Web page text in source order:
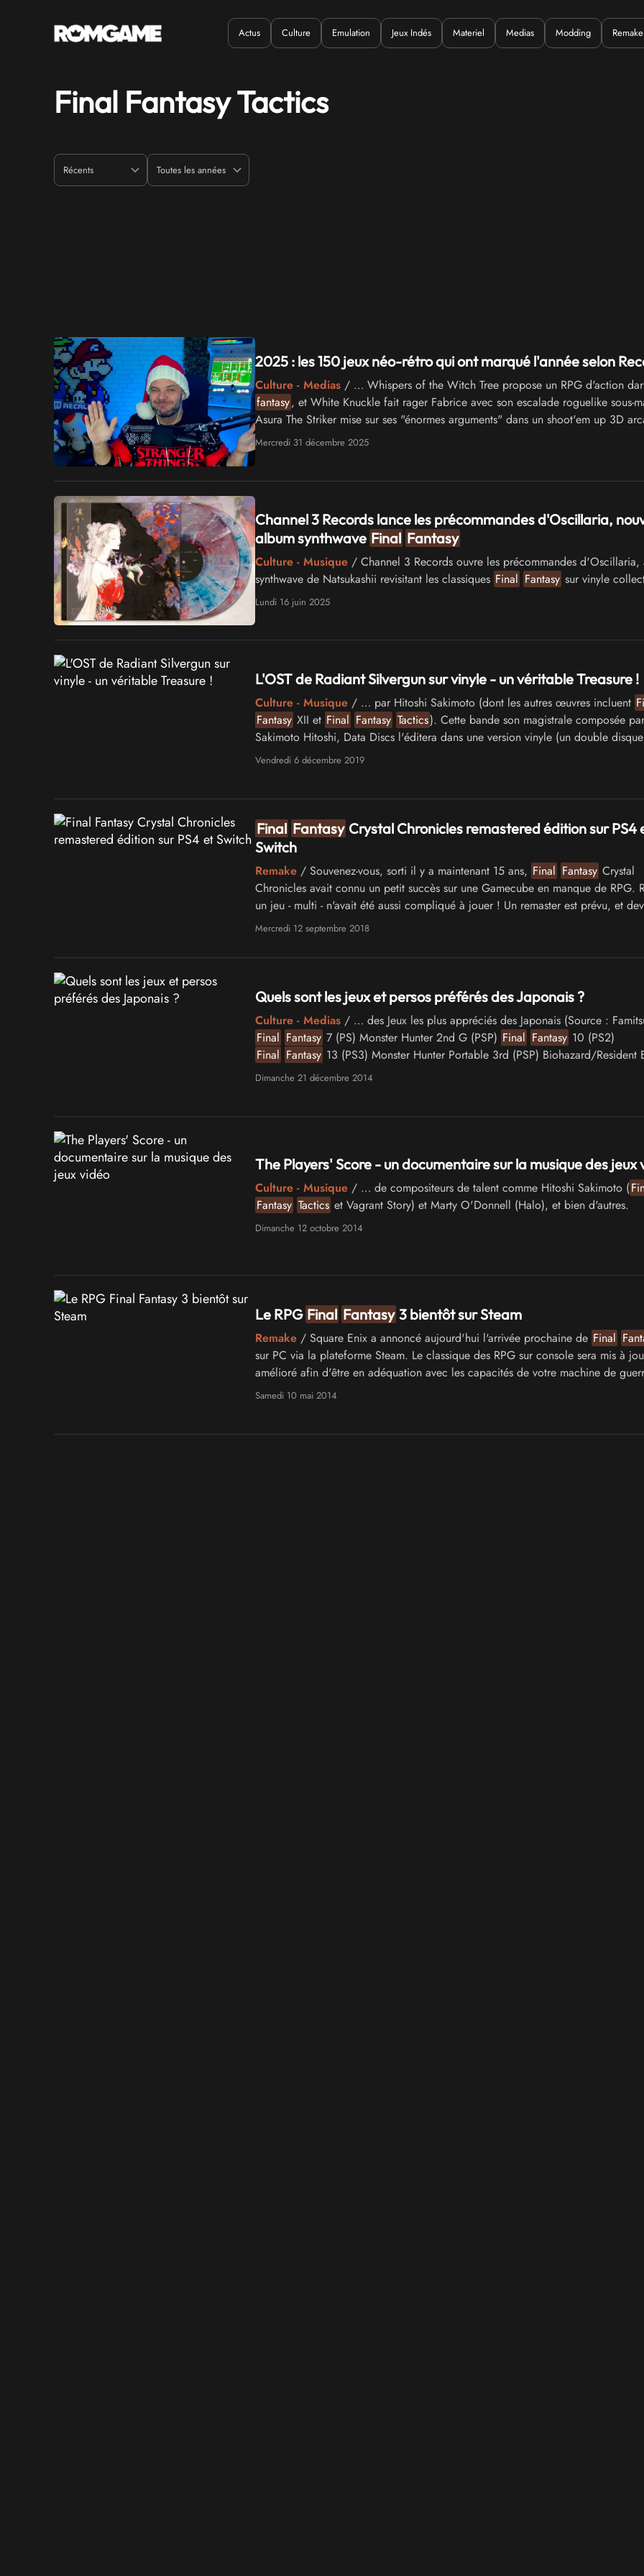
Quand ? Où ? Quoi ?
Actus Culture Emulation Jeux Indés Materiel Medias Modding Remake
Final Fantasy Tactics
2025 : les 150 jeux néo-rétro qui ont marqué l'année selon
Culture - Medias/ … Whispers of the Witch Tree propose un RPG d'action
fantasy, et White Knuckle fait rager Fabrice avec son escalade roguelike sous-
Asura The Striker mise sur ses "énormes arguments" dans un shoot'em up 3D
Tempest Rising ravit les …
Mercredi 31 décembre 2025
Channel 3 Records lance les précommandes d'Oscillaria,
album synthwave Final Fantasy
Culture - Musique/ Channel 3 Records ouvre les précommandes d'Oscillaria,
synthwave de Natsukashii revisitant les classiques Final Fantasy sur vinyle
Lundi 16 juin 2025
L'OST de Radiant Silvergun sur vinyle - un véritable Treasure !
Culture - Musique/ … par Hitoshi Sakimoto (dont les autres œuvres incluent
Fantasy XII et Final Fantasy Tactics). Cette bande son magistrale composée par
Sakimoto Hitoshi, Data Discs l'éditera dans une version vinyle (un double disque
remasterisé avec le premier …
Vendredi 6 décembre 2019
Final Fantasy Crystal Chronicles remastered édition sur PS4
Switch
Remake/ Souvenez-vous, sorti il y a maintenant 15 ans, Final Fantasy Crystal
Chronicles avait connu un petit succès sur une Gamecube en manque de RPG.
un jeu - multi - n'avait été aussi compliqué à jouer ! Un remaster est prévu, et
enfin permettre aux joueurs de profiter pleinement du jeu
Mercredi 12 septembre 2018
Quels sont les jeux et persos préférés des Japonais ?
Culture - Medias/ … des Jeux les plus appréciés des Japonais (Source :
Final Fantasy 7 (PS) Monster Hunter 2nd G (PSP) Final Fantasy 10 (PS2)
Final Fantasy 13 (PS3) Monster Hunter Portable 3rd (PSP) Biohazard/Resident
Persona 4 The Golden (Vita) …
Dimanche 21 décembre 2014
The Players' Score - un documentaire sur la musique des jeux
Culture - Musique/ … de compositeurs de talent comme Hitoshi Sakimoto (
Fantasy Tactics et Vagrant Story) et Marty O'Donnell (Halo), et bien d'autres.
Dimanche 12 octobre 2014
Le RPG Final Fantasy 3 bientôt sur Steam
Remake/ Square Enix a annoncé aujourd'hui l'arrivée prochaine de Final
sur PC via la plateforme Steam. Le classique des RPG sur console sera mis à
amélioré afin d'être en adéquation avec les capacités de votre machine de
Samedi 10 mai 2014